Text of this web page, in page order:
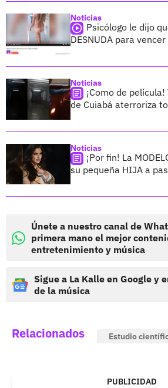
Noticias
Psicólogo le dijo
DESNUDA para
Noticias
¡Como de
de Cuiabá aterroriza
Noticias
¡Por fin! La
su pequeña HIJA a
Únete a nuestro canal de
primera mano el mejor
entretenimiento y música
Sigue a La Kalle en Google y
de la música
Relacionados Estudio
PUBLICIDAD